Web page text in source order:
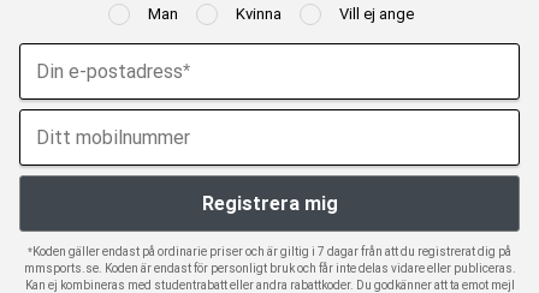
Man Kvinna Vill ej ange
*Koden gäller endast på ordinarie priser och är giltig i 7 dagar från att du registrerat dig på
mmsports.se. Koden är endast för personligt bruk och får inte delas vidare eller publiceras.
Kan ej kombineras med studentrabatt eller andra rabattkoder. Du godkänner att ta emot mejl